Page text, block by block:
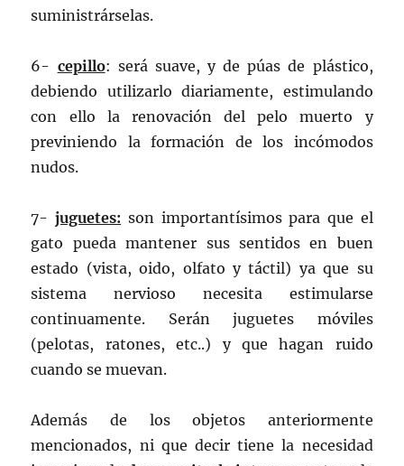
suministrárselas.
6- cepillo: será suave, y de púas de plástico,
debiendo utilizarlo diariamente, estimulando
con ello la renovación del pelo muerto y
previniendo la formación de los incómodos
nudos.
7-juguetes: son importantísimos para que el
gato pueda mantener sus sentidos en buen
estado (vista, oido, olfato y táctil) ya que su
sistema nervioso necesita estimularse
continuamente. Serán juguetes móviles
(pelotas, ratones, etc..) y que hagan ruido
cuando se muevan.
Además de los objetos anteriormente
mencionados, ni que decir tiene la necesidad